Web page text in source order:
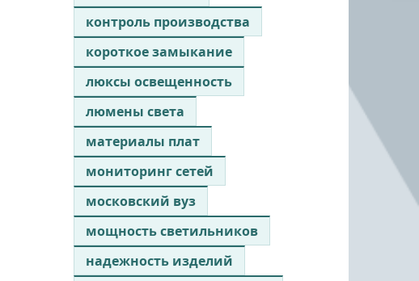
контроль производства
короткое замыкание
люксы освещенность
люмены света
материалы плат
мониторинг сетей
московский вуз
мощность светильников
надежность изделий